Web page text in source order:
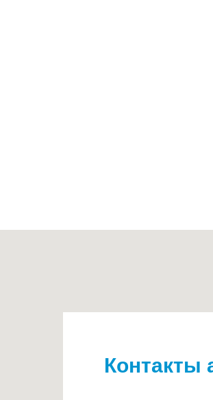
Контакты